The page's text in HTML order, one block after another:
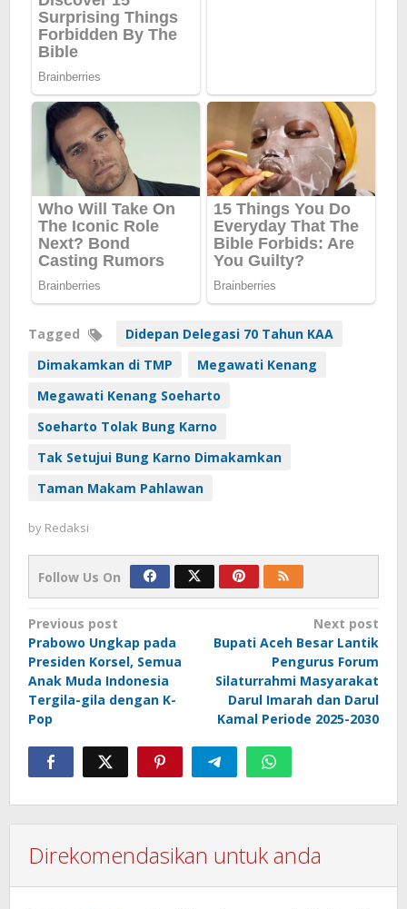
Tagged
Didepan Delegasi 70 Tahun KAA
Dimakamkan di TMP
Megawati Kenang
Megawati Kenang Soeharto
Soeharto Tolak Bung Karno
Tak Setujui Bung Karno Dimakamkan
Taman Makam Pahlawan
by Redaksi
Follow Us On
Post
navigation
Previous post
Prabowo Ungkap pada
Presiden Korsel, Semua
Anak Muda Indonesia
Tergila-gila dengan K-
Pop
Next post
Bupati Aceh Besar Lantik
Pengurus Forum
Silaturrahmi Masyarakat
Darul Imarah dan Darul
Kamal Periode 2025-2030
Direkomendasikan untuk anda